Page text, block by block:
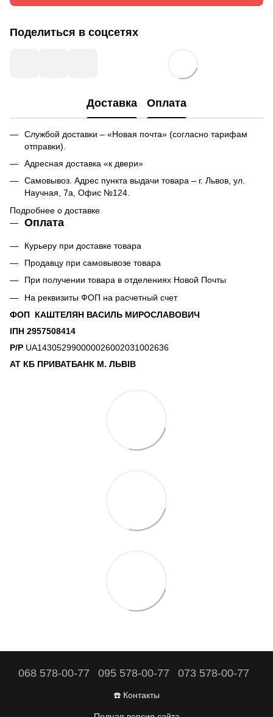
Поделиться в соцсетях
Доставка Оплата
Службой доставки – «Новая почта» (согласно тарифам
отправки).
Адресная доставка «к двери»
Самовывоз. Адрес пункта выдачи товара – г. Львов, ул.
Научная, 7а, Офис №124.
Подробнее о доставке
Оплата
Курьеру при доставке товара
Продавцу при самовывозе товара
При получении товара в отделениях Новой Почты
На реквизиты ФОП на расчетный счет
ФОП КАШТЕЛЯН ВАСИЛЬ МИРОСЛАВОВИЧ
ІПН 2957508414
Р/Р UA143052990000026002031002636
АТ КБ ПРИВАТБАНК М. ЛЬВІВ
068 578-00-77 095 578-00-77 073 578-00-77
☎️ Контакты